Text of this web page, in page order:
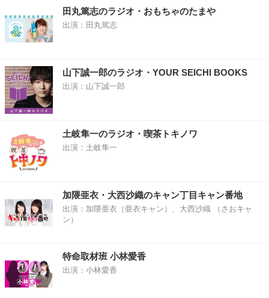
田丸篤志のラジオ・おもちゃのたまや
出演：田丸篤志
山下誠一郎のラジオ・YOUR SEICHI BOOKS
出演：山下誠一郎
土岐隼一のラジオ・喫茶トキノワ
出演：土岐隼一
加隈亜衣・大西沙織のキャン丁目キャン番地
出演：加隈亜衣（亜衣キャン）、大西沙織 （さおキャ
ン）
特命取材班 小林愛香
出演：小林愛香